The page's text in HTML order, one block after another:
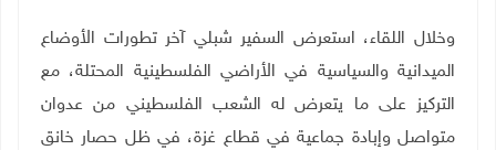
وخلال اللقاء، استعرض السفير شبلي آخر تطورات الأوضاع
الميدانية والسياسية في الأراضي الفلسطينية المحتلة، مع
التركيز على ما يتعرض له الشعب الفلسطيني من عدوان
متواصل وإبادة جماعية في قطاع غزة، في ظل حصار خانق